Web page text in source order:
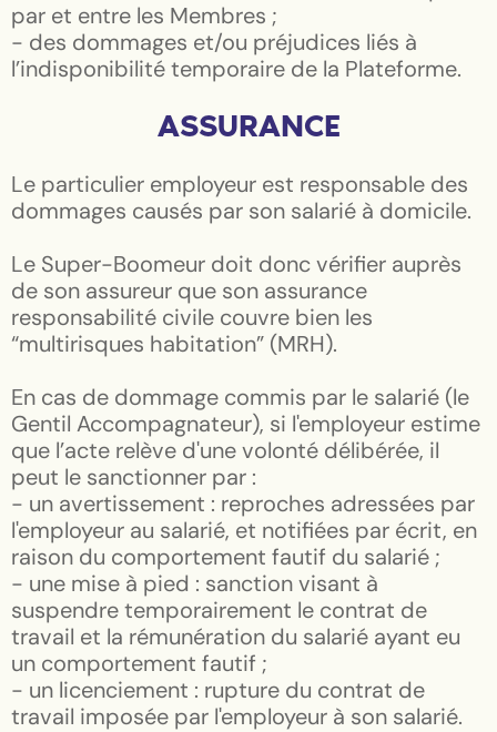
par et entre les Membres ;
- des dommages et/ou préjudices liés à
l’indisponibilité temporaire de la Plateforme.
ASSURANCE
Le particulier employeur est responsable des
dommages causés par son salarié à domicile.
Le Super-Boomeur doit donc vérifier auprès
de son assureur que son assurance
responsabilité civile couvre bien les
“multirisques habitation” (MRH).
En cas de dommage commis par le salarié (le
Gentil Accompagnateur), si l'employeur estime
que l’acte relève d'une volonté délibérée, il
peut le sanctionner par :
- un avertissement : reproches adressées par
l'employeur au salarié, et notifiées par écrit, en
raison du comportement fautif du salarié ;
- une mise à pied : sanction visant à
suspendre temporairement le contrat de
travail et la rémunération du salarié ayant eu
un comportement fautif ;
- un licenciement : rupture du contrat de
travail imposée par l'employeur à son salarié.